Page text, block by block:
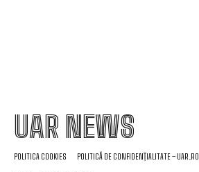
UAR NEWS
POLITICA COOKIES POLITICĂ DE CONFIDENȚIALITATE – UAR.RO